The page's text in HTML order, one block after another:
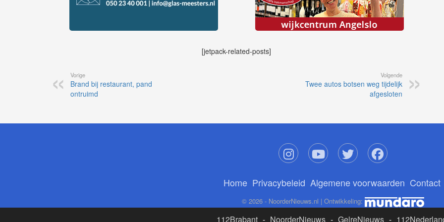
[jetpack-related-posts]
Vorige
Brand bij restaurant, pand
ontruimd
Volgende
Twee autos botsen weg tijdelijk
afgesloten
Home Privacybeleid Algemene voorwaarden Contact
© 2026 - NoorderNieuws.nl | Ontwikkeling:
112Brabant - NoorderNieuws - GelreNieuws -